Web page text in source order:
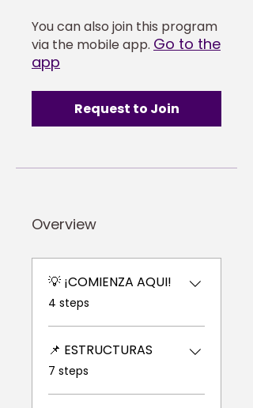
You can also join this program
via the mobile app. Go to the
app
Request to Join
Overview
💡 ¡COMIENZA AQUI!
.4 steps
📌 ESTRUCTURAS
.7 steps